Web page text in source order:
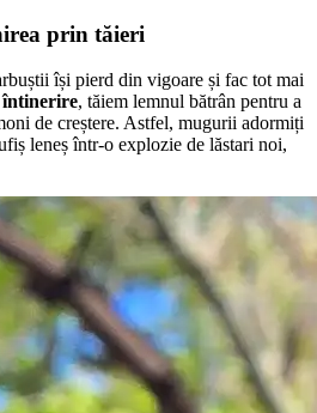
prin tăieri
își pierd din vigoare și fac tot mai
întinerire, tăiem lemnul bătrân pentru a
de creștere. Astfel, mugurii adormiți
leneș într-o explozie de lăstari noi,